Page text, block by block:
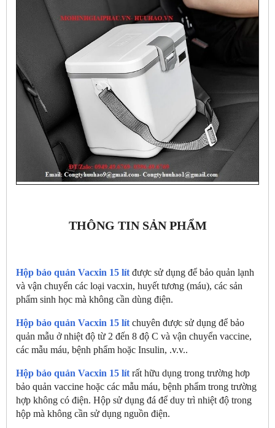
THÔNG TIN SẢN PHẨM
Hộp bảo quản Vacxin 15 lítđược sử dụng để bảo quản lạnh
và vận chuyển các loại vacxin, huyết tương (máu), các sản
phẩm sinh học mà không cần dùng điện.
Hộp bảo quản Vacxin 15 lítchuyên được sử dụng để bảo
quản mẫu ở nhiệt độ từ 2 đến 8 độ C và vận chuyển vaccine,
các mẫu máu, bệnh phẩm hoặc Insulin, .v.v..
Hộp bảo quản Vacxin 15 lítrất hữu dụng trong trường hơp
bảo quản vaccine hoặc các mẫu máu, bệnh phẩm trong trường
hợp không có điện. Hộp sử dụng đá để duy trì nhiệt độ trong
hộp mà không cần sử dụng nguồn điện.